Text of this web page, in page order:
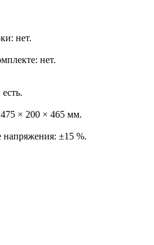
нет.
нет.
× 200 × 465 мм.
±15 %.